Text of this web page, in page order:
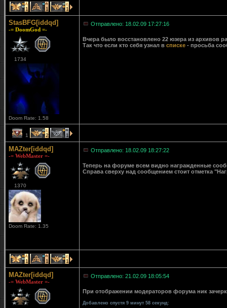
1 1 1
StasBFG[iddqd]
-= DoomGod =-
1734
Doom Rate: 1.58
Отправлено: 18.02.09 17:27:16
Вчера было восстановлено 22 юзера из архивов
Так что если кто себя узнал в списке - просьба
1 2 1
MAZter[iddqd]
-= WebMaster =-
1370
Doom Rate: 1.35
Отправлено: 18.02.09 18:27:22
Теперь на форуме всем видно награжденные
Справа сверху над сообщением стоит отметка
1 1 1
MAZter[iddqd]
-= WebMaster =-
Отправлено: 21.02.09 18:05:54
При отображении модераторов форума ник
Добавлено спустя 9 минут 58 секунд: